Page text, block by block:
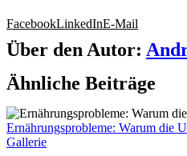
FacebookLinkedInE-Mail
Über den Autor:
Ähnliche Beiträge
Ernährungsprobleme: Warum die
Gallerie